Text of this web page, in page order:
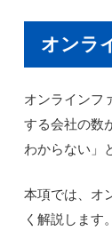
オンラ
オンラインフ
する会社の数
わからない」
本項では、オ
く解説します。